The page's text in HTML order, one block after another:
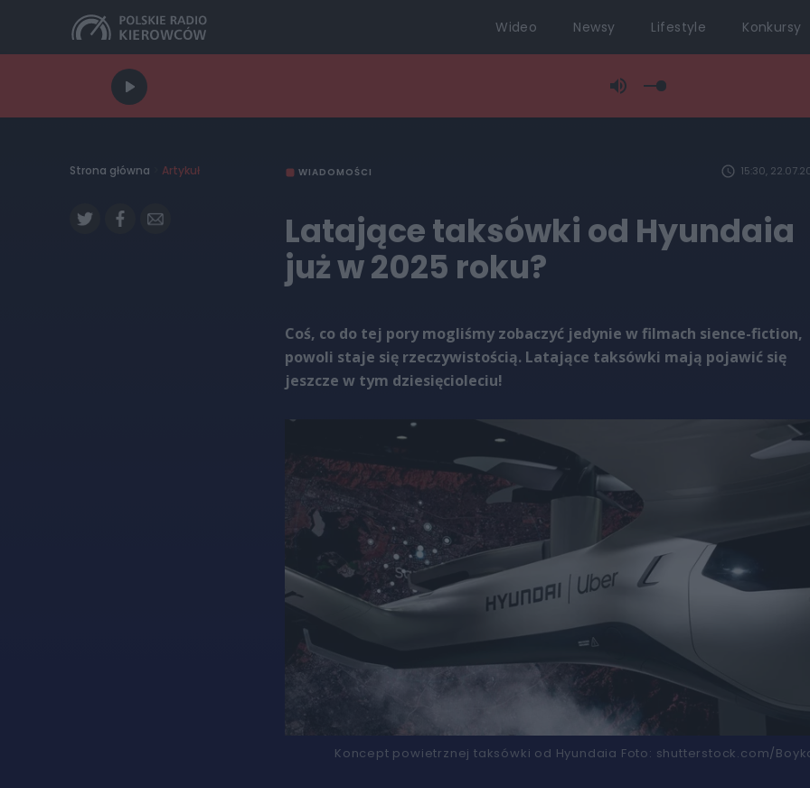
Wideo Newsy Lifestyle Konkursy
Strona główna Artykuł WIADOMOŚCI 15:30,
Latające taksówki od Hyundaia
już w 2025 roku?
Coś, co do tej pory mogliśmy zobaczyć jedynie w filmach sience-fiction,
powoli staje się rzeczywistością. Latające taksówki mają pojawić się
jeszcze w tym dziesięcioleciu!
Koncept powietrznej taksówki od Hyundaia Foto: shutterstock.com/